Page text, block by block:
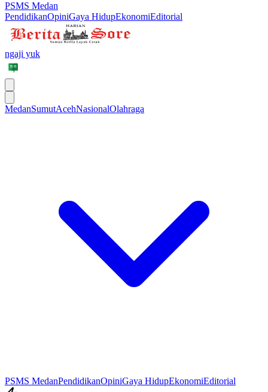
PSMS Medan
PendidikanOpiniGaya HidupEkonomiEditorial
ngaji yuk
MedanSumutAcehNasionalOlahraga
PSMS MedanPendidikanOpiniGaya HidupEkonomiEditorial